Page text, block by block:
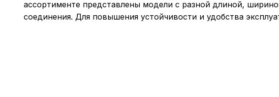
ассортименте представлены модели с разной длиной,
соединения. Для повышения устойчивости и удобства